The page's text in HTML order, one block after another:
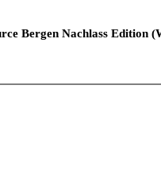
Bergen Nachlass Edition